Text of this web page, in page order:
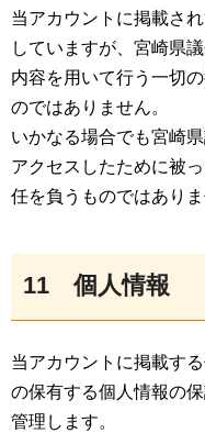
当アカウントに掲載さ
していますが、宮崎県
内容を用いて行う一切
のではありません。
いかなる場合でも宮崎
アクセスしたために被
任を負うものではありま
11 個 人情報
当アカウントに掲載す
の保有する個人情報の
管理します。